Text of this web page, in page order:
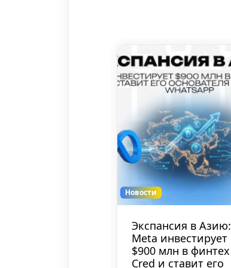
Новости
Экспансия в Азию:
Meta инвестирует
$900 млн в финтех
Cred и ставит его